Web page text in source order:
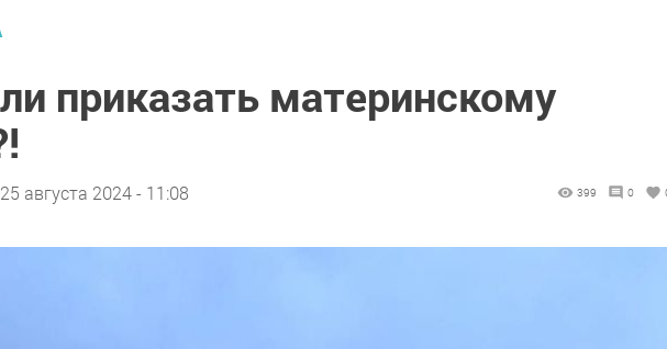
приказать материнскому
25 августа 2024 - 11:08 399 0